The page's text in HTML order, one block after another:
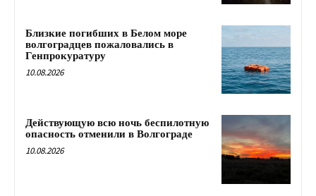
Близкие погибших в Белом море
волгоградцев пожаловались в
Генпрокуратуру
10.08.2026
Действующую всю ночь беспилотную
опасность отменили в Волгограде
10.08.2026